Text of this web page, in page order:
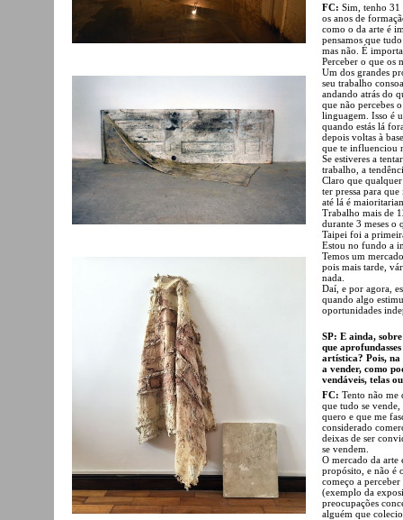
FC: Sim, tenho 31
os anos de
como o da arte é
pensamos que
mas não. É
Perceber o que os
Um dos grandes
seu trabalho
andando atrás do
que não percebes
linguagem. Isso é
quando estás lá
depois voltas à
que te influenciou
Se estiveres a
trabalho, a
Claro que
ter pressa para
até lá é
Trabalho mais de
durante 3 meses o
Taipei foi a
Estou no fundo a
Temos um
pois mais tarde,
nada.
Daí, e por agora,
quando algo
oportunidades
SP: E ainda,
que
artística? Pois, na
a vender, como
vendáveis, telas
FC: Tento não me
que tudo se
quero e que me
considerado
deixas de ser
se vendem.
O mercado da
propósito, e não é
começo a
(exemplo da
preocupações
alguém que